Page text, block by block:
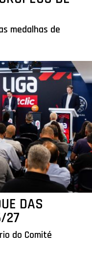
medalhas de
DAS
27
do Comité